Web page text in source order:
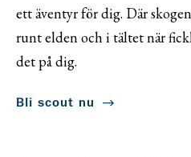
ett äventyr för dig. Där
runt elden och i tältet när
det på dig.
Bli scout nu